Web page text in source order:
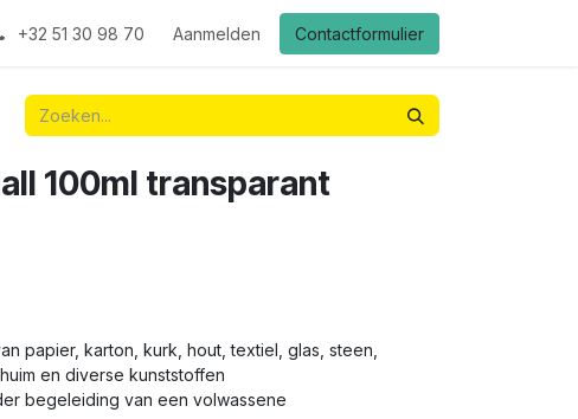
+32 51 30 98 70 Aanmelden Contactformulier
100ml transparant
papier, karton, kurk, hout, textiel, glas, steen,
en diverse kunststoffen
begeleiding van een volwassene